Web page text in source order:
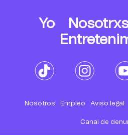
Yo Nosotrxs
Nosotros Empleo Aviso legal
Canal de